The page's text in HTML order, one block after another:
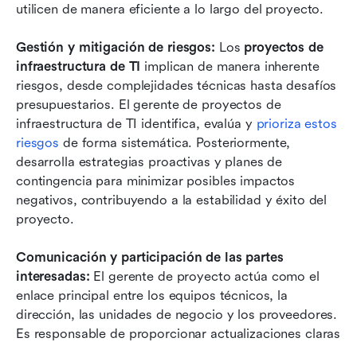
utilicen de manera eficiente a lo largo del proyecto.
Gestión y mitigación de riesgos: Los proyectos de
infraestructura de TI implican de manera inherente
riesgos, desde complejidades técnicas hasta desafíos
presupuestarios. El gerente de proyectos de
infraestructura de TI identifica, evalúa y prioriza estos
riesgos de forma sistemática. Posteriormente,
desarrolla estrategias proactivas y planes de
contingencia para minimizar posibles impactos
negativos, contribuyendo a la estabilidad y éxito del
proyecto.
Comunicación y participación de las partes
interesadas: El gerente de proyecto actúa como el
enlace principal entre los equipos técnicos, la
dirección, las unidades de negocio y los proveedores.
Es responsable de proporcionar actualizaciones claras